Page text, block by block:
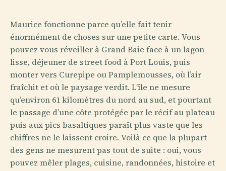
Maurice fonctionne parce qu’elle fait tenir
énormément de choses sur une petite carte. Vous
pouvez vous réveiller à Grand Baie face à un lagon
lisse, déjeuner de street food à Port Louis, puis
monter vers Curepipe ou Pamplemousses, où l’air
fraîchit et où le paysage verdit. L’île ne mesure
qu’environ 61 kilomètres du nord au sud, et pourtant
le passage d’une côte protégée par le récif au plateau
puis aux pics basaltiques paraît plus vaste que les
chiffres ne le laissent croire. Voilà ce que la plupart
des gens ne mesurent pas tout de suite : oui, vous
pouvez mêler plages, cuisine, randonnées, histoire et